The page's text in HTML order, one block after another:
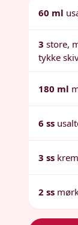
60 ml
3 store,
tykke
180 ml
6 ss
3 ss
2 ss